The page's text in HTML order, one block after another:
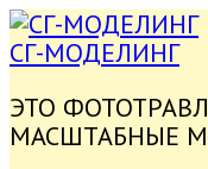
ПЕРЕЙТИ
К
СГ-МОДЕЛИНГ
ЭТО
МАСШТАБНЫЕ